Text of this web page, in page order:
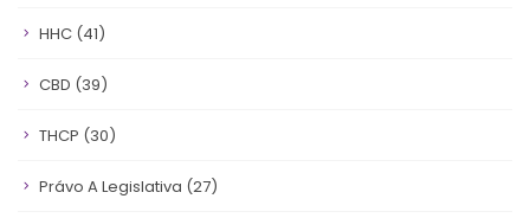
HHC (41)
CBD (39)
THCP (30)
Právo A Legislativa (27)